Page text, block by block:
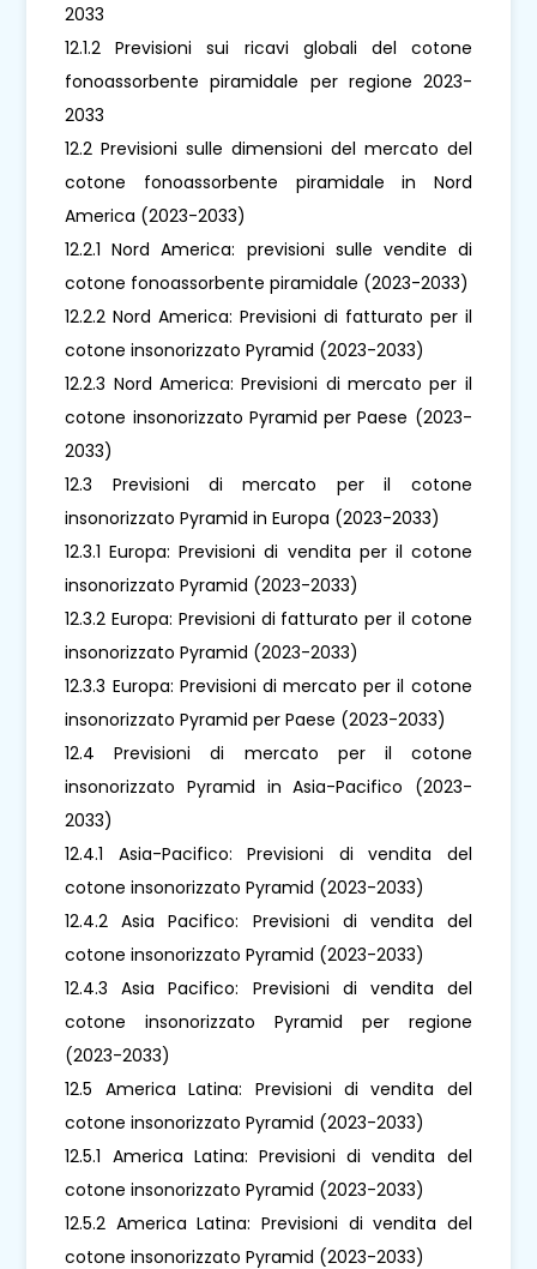
2033
12.1.2 Previsioni sui ricavi globali del cotone
fonoassorbente piramidale per regione 2023-
2033
12.2 Previsioni sulle dimensioni del mercato del
cotone fonoassorbente piramidale in Nord
America (2023-2033)
12.2.1 Nord America: previsioni sulle vendite di
cotone fonoassorbente piramidale (2023-2033)
12.2.2 Nord America: Previsioni di fatturato per il
cotone insonorizzato Pyramid (2023-2033)
12.2.3 Nord America: Previsioni di mercato per il
cotone insonorizzato Pyramid per Paese (2023-
2033)
12.3 Previsioni di mercato per il cotone
insonorizzato Pyramid in Europa (2023-2033)
12.3.1 Europa: Previsioni di vendita per il cotone
insonorizzato Pyramid (2023-2033)
12.3.2 Europa: Previsioni di fatturato per il cotone
insonorizzato Pyramid (2023-2033)
12.3.3 Europa: Previsioni di mercato per il cotone
insonorizzato Pyramid per Paese (2023-2033)
12.4 Previsioni di mercato per il cotone
insonorizzato Pyramid in Asia-Pacifico (2023-
2033)
12.4.1 Asia-Pacifico: Previsioni di vendita del
cotone insonorizzato Pyramid (2023-2033)
12.4.2 Asia Pacifico: Previsioni di vendita del
cotone insonorizzato Pyramid (2023-2033)
12.4.3 Asia Pacifico: Previsioni di vendita del
cotone insonorizzato Pyramid per regione
(2023-2033)
12.5 America Latina: Previsioni di vendita del
cotone insonorizzato Pyramid (2023-2033)
12.5.1 America Latina: Previsioni di vendita del
cotone insonorizzato Pyramid (2023-2033)
12.5.2 America Latina: Previsioni di vendita del
cotone insonorizzato Pyramid (2023-2033)